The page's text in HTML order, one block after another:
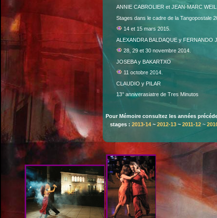
ANNIE CABROLIER et JEAN-MARC
Stages dans le cadre de la Tangopostale
14 et 15 mars 2015.
ALEXANDRA BALDAQUE y FERNANDO
28, 29 et 30 novembre 2014.
JOSEBA y BAKARTXO
11 octobre 2014.
CLAUDIO y PILAR
13° anniverasiatre de Tres Minutos
Pour Mémoire consultez les années
stages : 2013-14 ~ 2012-13 ~ 2011-12 ~